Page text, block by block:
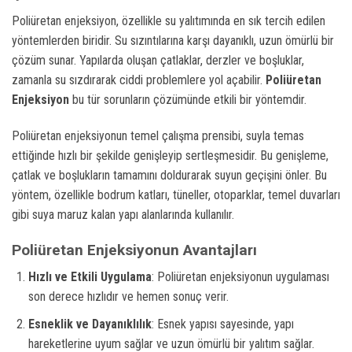
Poliüretan enjeksiyon, özellikle su yalıtımında en sık tercih edilen
yöntemlerden biridir. Su sızıntılarına karşı dayanıklı, uzun ömürlü bir
çözüm sunar. Yapılarda oluşan çatlaklar, derzler ve boşluklar,
zamanla su sızdırarak ciddi problemlere yol açabilir. Poliüretan
Enjeksiyon bu tür sorunların çözümünde etkili bir yöntemdir.
Poliüretan enjeksiyonun temel çalışma prensibi, suyla temas
ettiğinde hızlı bir şekilde genişleyip sertleşmesidir. Bu genişleme,
çatlak ve boşlukların tamamını doldurarak suyun geçişini önler. Bu
yöntem, özellikle bodrum katları, tüneller, otoparklar, temel duvarları
gibi suya maruz kalan yapı alanlarında kullanılır.
Poliüretan Enjeksiyonun Avantajları
Hızlı ve Etkili Uygulama: Poliüretan enjeksiyonun uygulaması
son derece hızlıdır ve hemen sonuç verir.
Esneklik ve Dayanıklılık: Esnek yapısı sayesinde, yapı
hareketlerine uyum sağlar ve uzun ömürlü bir yalıtım sağlar.